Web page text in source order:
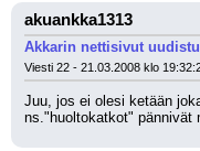
akuankka1313
Akkarin nettisivut
Viesti 22 - 21.03.2008 klo
Juu, jos ei olesi ketään
ns."huoltokatkot" pännivät